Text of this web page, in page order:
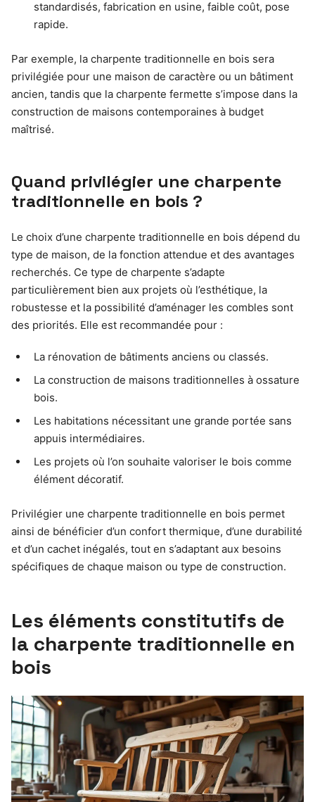
standardisés, fabrication en usine, faible coût, pose
rapide.
Par exemple, la charpente traditionnelle en bois sera
privilégiée pour une maison de caractère ou un bâtiment
ancien, tandis que la charpente fermette s’impose dans la
construction de maisons contemporaines à budget
maîtrisé.
Quand privilégier une charpente
traditionnelle en bois ?
Le choix d’une charpente traditionnelle en bois dépend du
type de maison, de la fonction attendue et des avantages
recherchés. Ce type de charpente s’adapte
particulièrement bien aux projets où l’esthétique, la
robustesse et la possibilité d’aménager les combles sont
des priorités. Elle est recommandée pour :
La rénovation de bâtiments anciens ou classés.
La construction de maisons traditionnelles à ossature
bois.
Les habitations nécessitant une grande portée sans
appuis intermédiaires.
Les projets où l’on souhaite valoriser le bois comme
élément décoratif.
Privilégier une charpente traditionnelle en bois permet
ainsi de bénéficier d’un confort thermique, d’une durabilité
et d’un cachet inégalés, tout en s’adaptant aux besoins
spécifiques de chaque maison ou type de construction.
Les éléments constitutifs de
la charpente traditionnelle en
bois